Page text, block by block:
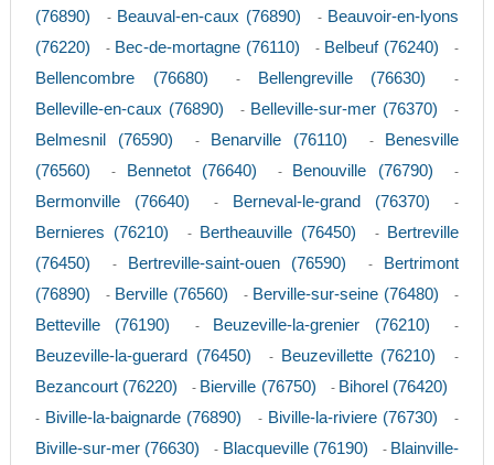
(76890)
- Beauval-en-caux (76890) - Beauvoir-en-lyons
(76220)
- Bec-de-mortagne (76110) - Belbeuf (76240) -
Bellencombre (76680) - Bellengreville (76630) -
Belleville-en-caux (76890) - Belleville-sur-mer (76370) -
Belmesnil (76590) - Benarville (76110) -
Benesville
(76560)
- Bennetot (76640) - Benouville (76790) -
Bermonville (76640) - Berneval-le-grand (76370) -
Bernieres (76210) - Bertheauville (76450) -
Bertreville
(76450)
- Bertreville-saint-ouen (76590) -
Bertrimont
(76890)
- Berville (76560) - Berville-sur-seine (76480) -
Betteville (76190) - Beuzeville-la-grenier (76210) -
Beuzeville-la-guerard (76450) - Beuzevillette (76210) -
Bezancourt (76220) - Bierville (76750) - Bihorel (76420)
- Biville-la-baignarde (76890) - Biville-la-riviere (76730) -
Biville-sur-mer (76630) - Blacqueville (76190) - Blainville-